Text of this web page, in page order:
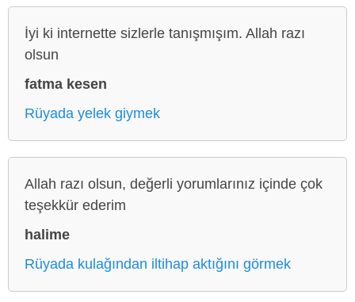
İyi ki internette sizlerle tanışmışım. Allah razı
olsun
fatma kesen
Rüyada yelek giymek
Allah razı olsun, değerli yorumlarınız içinde çok
teşekkür ederim
halime
Rüyada kulağından iltihap aktığını görmek